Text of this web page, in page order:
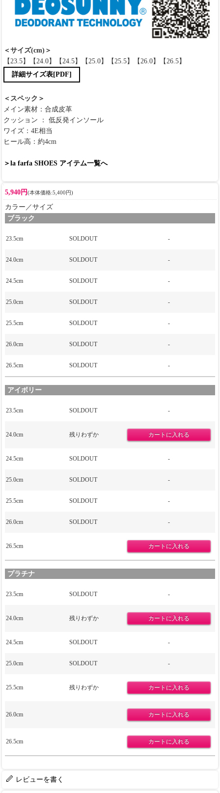
＜サイズ(cm)＞
【23.5】【24.0】【24.5】【25.0】【25.5】【26.0】【26.5】
詳細サイズ表[PDF]
＜スペック＞
メイン素材：合成皮革
クッション ： 低反発インソール
ワイズ：4E相当
ヒール高：約4cm
＞la farfa SHOES アイテム一覧へ
5,940円(本体価格:5,400円)
カラー／サイズ
ブラック
23.5cm SOLDOUT -
24.0cm SOLDOUT -
24.5cm SOLDOUT -
25.0cm SOLDOUT -
25.5cm SOLDOUT -
26.0cm SOLDOUT -
26.5cm SOLDOUT -
アイボリー
23.5cm SOLDOUT -
24.0cm 残りわずか
24.5cm SOLDOUT -
25.0cm SOLDOUT -
25.5cm SOLDOUT -
26.0cm SOLDOUT -
26.5cm
プラチナ
23.5cm SOLDOUT -
24.0cm 残りわずか
24.5cm SOLDOUT -
25.0cm SOLDOUT -
25.5cm 残りわずか
26.0cm
26.5cm
レビューを書く